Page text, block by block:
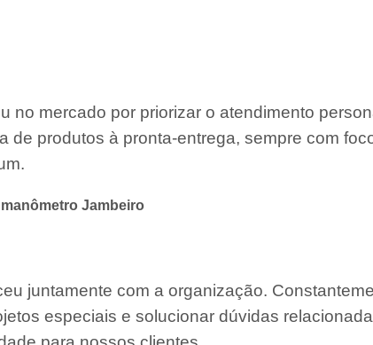
no mercado por priorizar o atendimento
de produtos à pronta-entrega, sempre com
Jambeiro
juntamente com a organização.
especiais e solucionar dúvidas